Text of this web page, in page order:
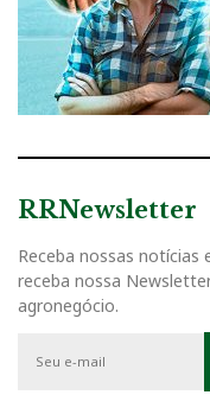
RRNewsletter
Receba nossas
receba nossa
agronegócio.